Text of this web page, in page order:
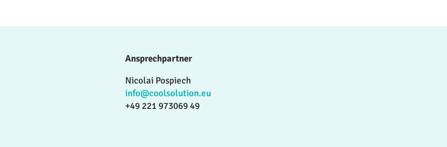
Ansprechpartner
Nicolai Pospiech
info@coolsolution.eu
+49 221 973069 49